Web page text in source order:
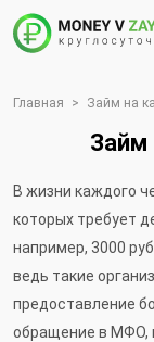
Главная > Займ на
Займ
В жизни каждого
которых требует
например, 3000
ведь такие
предоставление
обращение в МФО,